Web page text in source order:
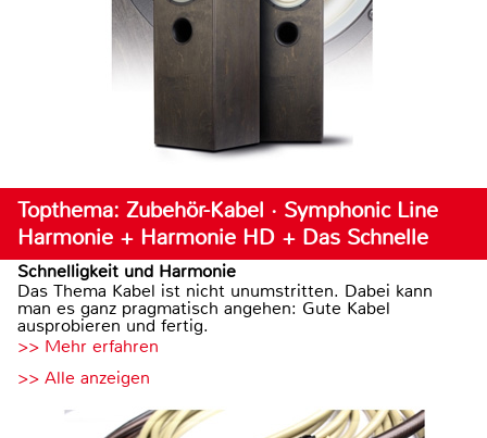
Topthema: Zubehör-Kabel · Symphonic Line
Harmonie + Harmonie HD + Das Schnelle
Schnelligkeit und Harmonie
Das Thema Kabel ist nicht unumstritten. Dabei kann
man es ganz pragmatisch angehen: Gute Kabel
ausprobieren und fertig.
>> Mehr erfahren
>> Alle anzeigen